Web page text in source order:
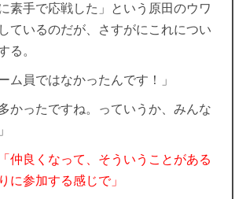
素手で応戦した」という原田のウワ
ているのだが、さすがにこれについ
る。
ム員ではなかったんです！」
かったですね。っていうか、みんな
「仲良くなって、そういうことがある
に参加する感じで」